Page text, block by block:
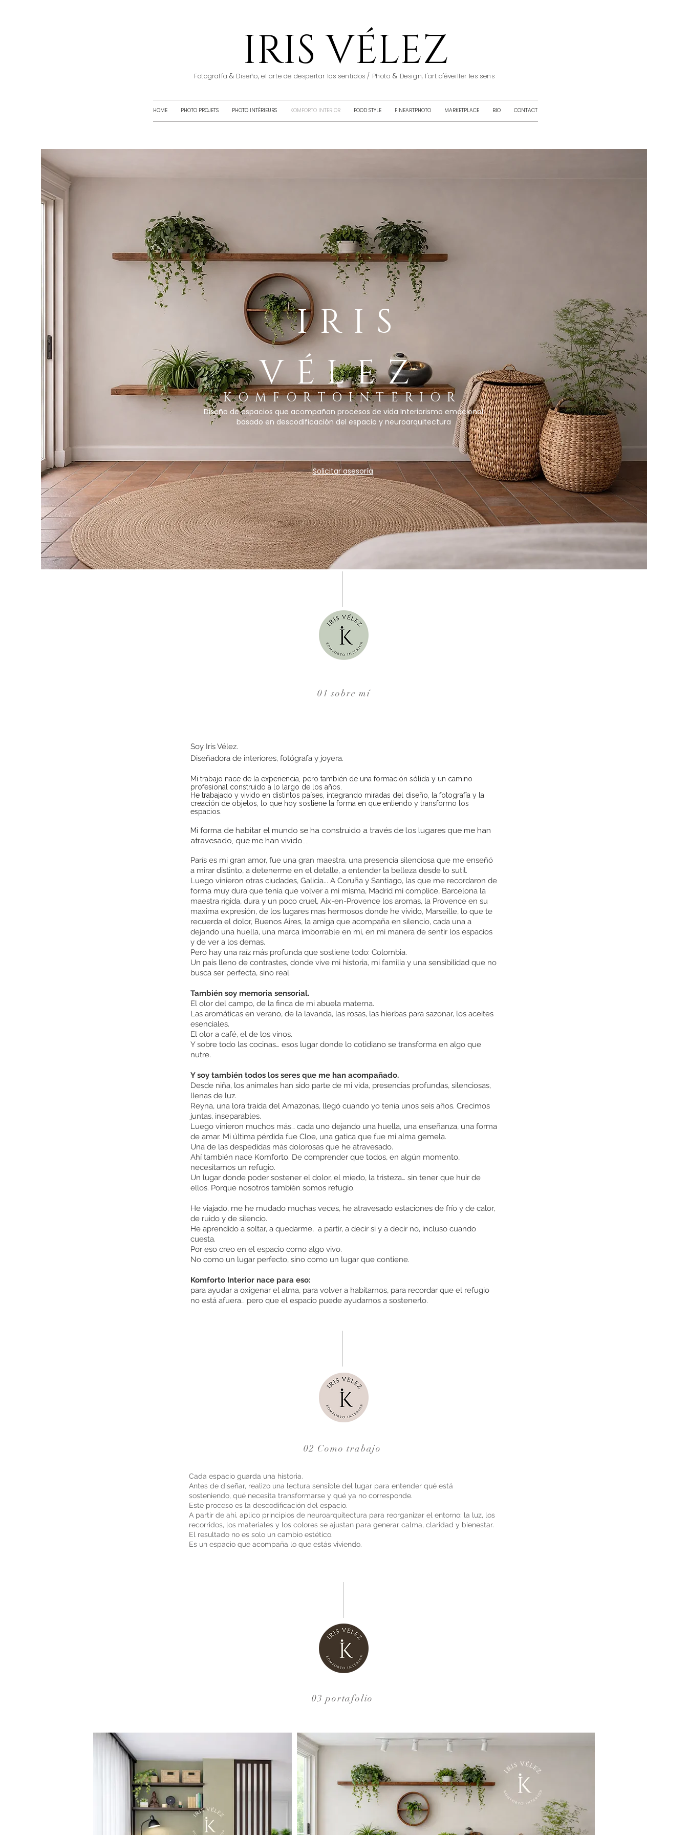
IRIS VÉLEZ
Fotografía & Diseño, el arte de despertar los sentidos / Photo & Design, l'art d'éveiller les sens
HOME PHOTO PROJETS PHOTO INTÉRIEURS KOMFORTO INTERIOR FOOD STYLE FINEARTPHOTO MARKETPLACE BIO CONTACT
IRIS
VÉLEZ
KOMFORTOINTERIOR
Diseño de espacios que acompañan procesos de vida Interiorismo emocional
basado en descodificación del espacio y neuroarquitectura
Solicitar asesoría
01 sobre mí
Soy Iris Vélez.
Diseñadora de interiores, fotógrafa y joyera.
Mi trabajo nace de la experiencia, pero también de una formación sólida y un camino
profesional construido a lo largo de los años.
He trabajado y vivido en distintos países, integrando miradas del diseño, la fotografía y la
creación de objetos, lo que hoy sostiene la forma en que entiendo y transformo los
espacios.
Mi forma de habitar el mundo se ha construido a través de los lugares que me han
atravesado, que me han vivido....
París es mi gran amor, fue una gran maestra, una presencia silenciosa que me enseñó
a mirar distinto, a detenerme en el detalle, a entender la belleza desde lo sutil.
Luego vinieron otras ciudades, Galicia... A Coruña y Santiago, las que me recordaron de
forma muy dura que tenia que volver a mi misma, Madrid mi complice, Barcelona la
maestra rígida, dura y un poco cruel, Aix-en-Provence los aromas, la Provence en su
maxima expresión, de los lugares mas hermosos donde he vivido, Marseille, lo que te
recuerda el dolor, Buenos Aires, la amiga que acompaña en silencio, cada una a
dejando una huella, una marca imborrable en mi, en mi manera de sentir los espacios
y de ver a los demas.
Pero hay una raíz más profunda que sostiene todo: Colombia.
Un país lleno de contrastes, donde vive mi historia, mi familia y una sensibilidad que no
busca ser perfecta, sino real.
También soy memoria sensorial.
El olor del campo, de la finca de mi abuela materna.
Las aromáticas en verano, de la lavanda, las rosas, las hierbas para sazonar, los aceites
esenciales.
El olor a café, el de los vinos.
Y sobre todo las cocinas… esos lugar donde lo cotidiano se transforma en algo que
nutre.
Y soy también todos los seres que me han acompañado.
Desde niña, los animales han sido parte de mi vida, presencias profundas, silenciosas,
llenas de luz.
Reyna, una lora traída del Amazonas, llegó cuando yo tenía unos seis años. Crecimos
juntas, inseparables.
Luego vinieron muchos más… cada uno dejando una huella, una enseñanza, una forma
de amar. Mi última pérdida fue Cloe, una gatica que fue mi alma gemela.
Una de las despedidas más dolorosas que he atravesado.
Ahí también nace Komforto. De comprender que todos, en algún momento,
necesitamos un refugio.
Un lugar donde poder sostener el dolor, el miedo, la tristeza… sin tener que huir de
ellos. Porque nosotros también somos refugio.
He viajado, me he mudado muchas veces, he atravesado estaciones de frío y de calor,
de ruido y de silencio.
He aprendido a soltar, a quedarme, a partir, a decir si y a decir no, incluso cuando
cuesta.
Por eso creo en el espacio como algo vivo.
No como un lugar perfecto, sino como un lugar que contiene.
Komforto Interior nace para eso:
para ayudar a oxigenar el alma, para volver a habitarnos, para recordar que el refugio
no está afuera… pero que el espacio puede ayudarnos a sostenerlo.
02 Como trabajo
Cada espacio guarda una historia.
Antes de diseñar, realizo una lectura sensible del lugar para entender qué está
sosteniendo, qué necesita transformarse y qué ya no corresponde.
Este proceso es la descodificación del espacio.
A partir de ahí, aplico principios de neuroarquitectura para reorganizar el entorno: la luz, los
recorridos, los materiales y los colores se ajustan para generar calma, claridad y bienestar.
El resultado no es solo un cambio estético.
Es un espacio que acompaña lo que estás viviendo.
03 portafolio